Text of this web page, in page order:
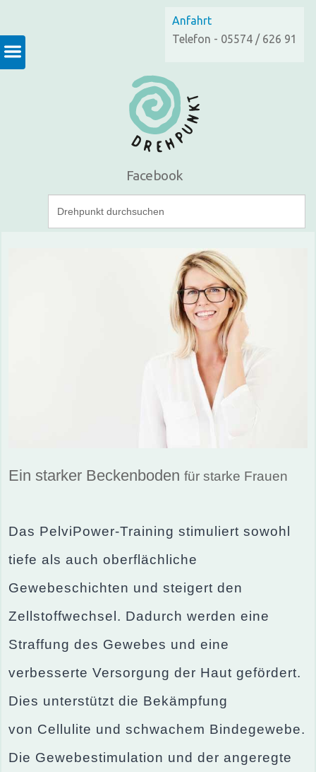
Anfahrt
Telefon - 05574 / 626 91
Facebook
Ein starker Beckenboden für starke Frauen
Das PelviPower-Training stimuliert sowohl
tiefe als auch oberflächliche
Gewebeschichten und steigert den
Zellstoffwechsel. Dadurch werden eine
Straffung des Gewebes und eine
verbesserte Versorgung der Haut gefördert.
Dies unterstützt die Bekämpfung
von Cellulite und schwachem Bindegewebe.
Die Gewebestimulation und der angeregte